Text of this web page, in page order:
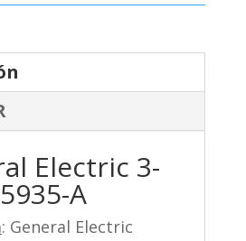
Electric 3-
5935-A
: General Electric